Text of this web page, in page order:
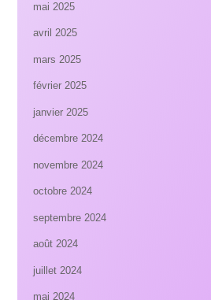
mai 2025
avril 2025
mars 2025
février 2025
janvier 2025
décembre 2024
novembre 2024
octobre 2024
septembre 2024
août 2024
juillet 2024
mai 2024